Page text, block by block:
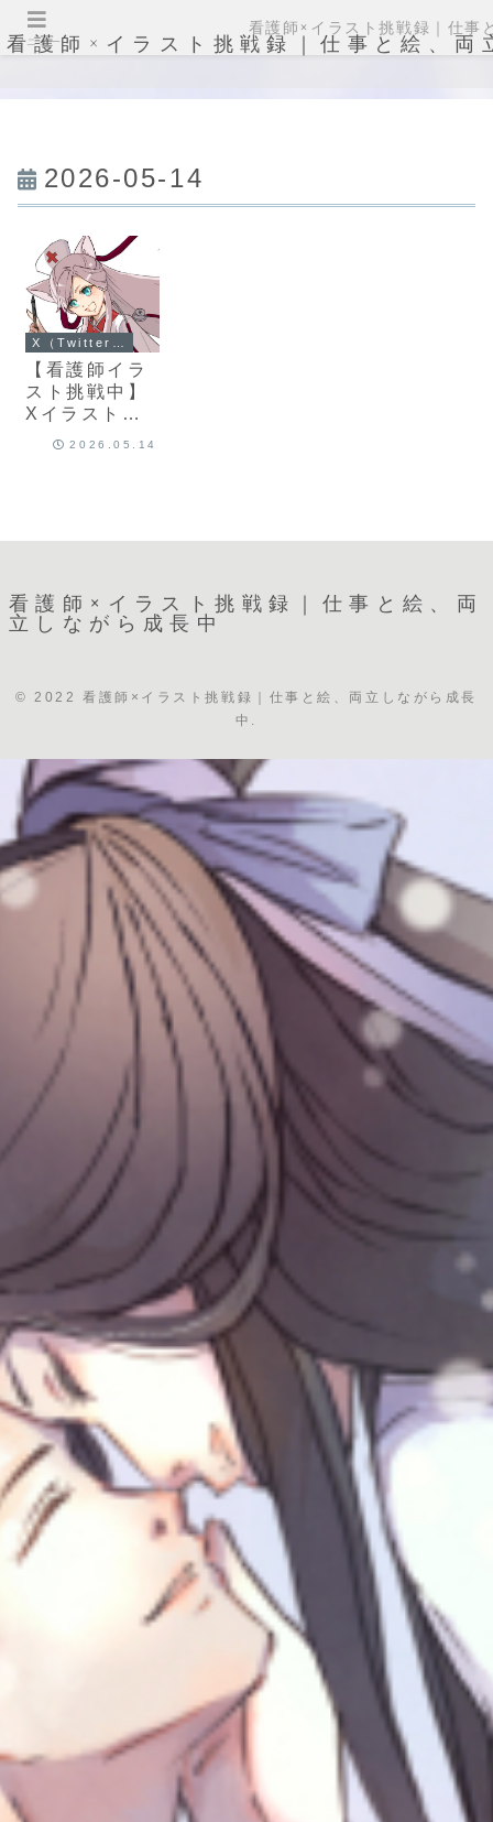
看護師×イラスト挑戦録｜仕事と絵、両
2026-05-14
X（Twitter）投稿
【看護師イラ
スト挑戦中】
Xイラスト連
日投稿。３巡
慣化と上達の
2026.05.14
看護師×イラスト挑戦録｜仕事と絵、両
立しながら成長中
© 2022 看護師×イラスト挑戦録｜仕事と絵、両立しながら成長
中.
メニュー
看護師×イラスト挑戦録｜仕事